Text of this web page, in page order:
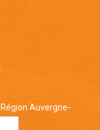
Auvergne-